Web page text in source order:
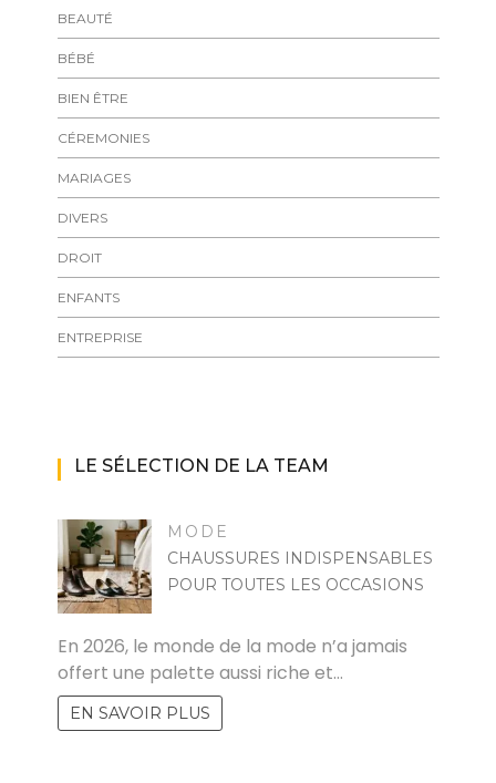
BEAUTÉ
BÉBÉ
BIEN ÊTRE
CÉREMONIES
MARIAGES
DIVERS
DROIT
ENFANTS
ENTREPRISE
LE SÉLECTION DE LA TEAM
MODE
CHAUSSURES INDISPENSABLES
POUR TOUTES LES OCCASIONS
En 2026, le monde de la mode n’a jamais
offert une palette aussi riche et…
EN SAVOIR PLUS